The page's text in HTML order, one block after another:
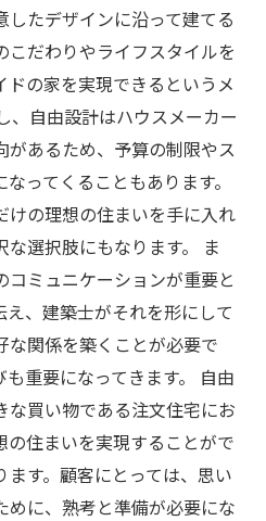
たデザインに沿って建てる
こだわりやライフスタイルを
の家を実現できるというメ
、自由設計はハウスメーカー
があるため、予算の制限やス
ってくることもあります。
けの理想の住まいを手に入れ
選択肢にもなります。 ま
コミュニケーションが重要と
、建築士がそれを形にして
な関係を築くことが必要で
重要になってきます。 自由
な買い物である注文住宅にお
の住まいを実現することがで
す。顧客にとっては、思い
に、熟考と準備が必要にな